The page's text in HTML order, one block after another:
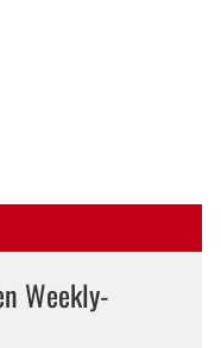
Weekly-